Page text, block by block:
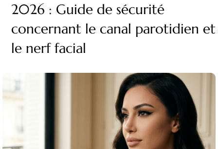
2026 : Guide de sécurité
concernant le canal parotidien et
le nerf facial